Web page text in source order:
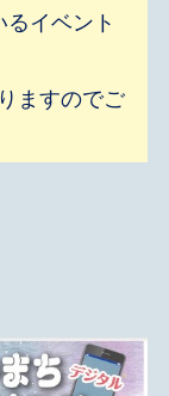
イベント
ますのでご